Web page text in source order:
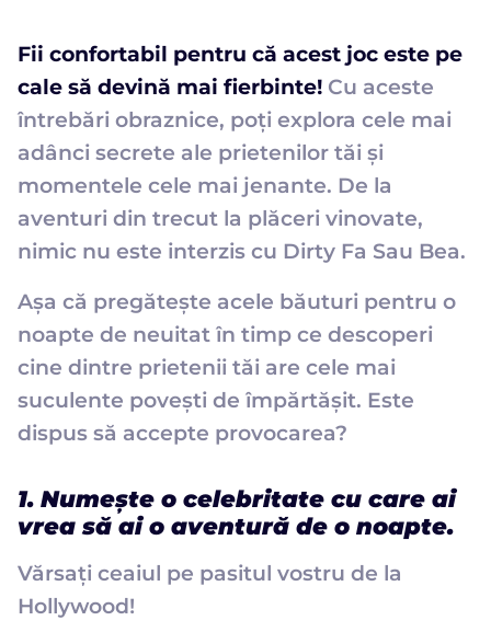
Fii confortabil pentru că acest joc este pe
cale să devină mai fierbinte! Cu aceste
întrebări obraznice, poți explora cele mai
adânci secrete ale prietenilor tăi și
momentele cele mai jenante. De la
aventuri din trecut la plăceri vinovate,
nimic nu este interzis cu Dirty Fa Sau Bea.
Așa că pregătește acele băuturi pentru o
noapte de neuitat în timp ce descoperi
cine dintre prietenii tăi are cele mai
suculente povești de împărtășit. Este
dispus să accepte provocarea?
1. Numește o celebritate cu care ai
vrea să ai o aventură de o noapte.
Vărsați ceaiul pe pasitul vostru de la
Hollywood!